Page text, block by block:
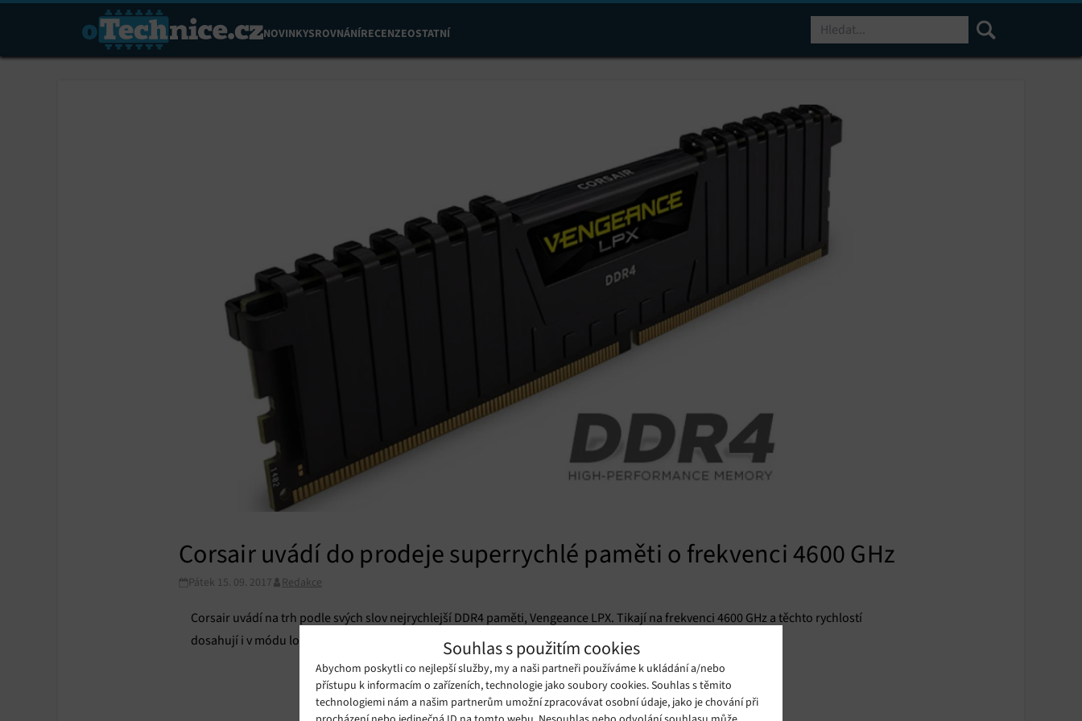
Souhlas s použitím cookies
Abychom poskytli co nejlepší služby, my a naši partneři používáme k ukládání a/nebo
přístupu k informacím o zařízeních, technologie jako soubory cookies. Souhlas s těmito
technologiemi nám a našim partnerům umožní zpracovávat osobní údaje, jako je chování při
NOVINKYSROVNÁNÍRECENZEOSTATNÍ
Corsair uvádí do prodeje superrychlé paměti o frekvenci 4600 GHz
Pátek 15. 09. 2017 Redakce
Corsair uvádí na trh podle svých slov nejrychlejší DDR4 paměti, Vengeance LPX. Tikají na frekvenci 4600 GHz a těchto rychlostí
dosahují i v módu low-profile (nízké voltáže). RAM budou stát závratných 549 dolarů.